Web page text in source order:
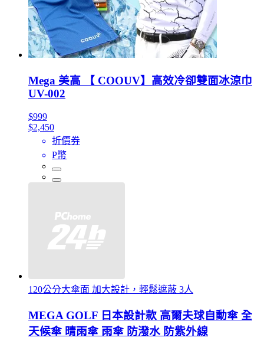
Mega 美高 【 COOUV】高效冷卻雙面冰涼巾
UV-002
$999
$2,450
折價券
P幣
120公分大傘面 加大設計，輕鬆遮蔽 3人
MEGA GOLF 日本設計款 高爾夫球自動傘 全
天候傘 晴雨傘 雨傘 防潑水 防紫外線